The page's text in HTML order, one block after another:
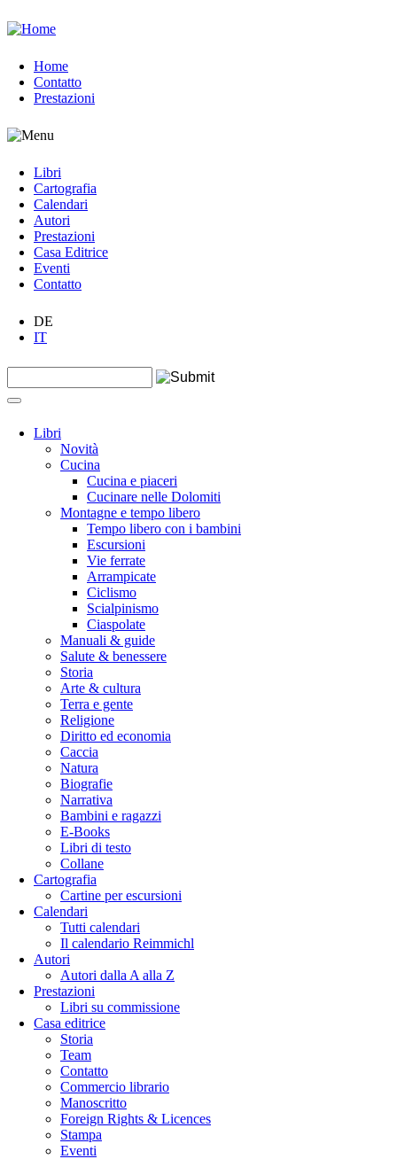
Jump to navigation
Home
Contatto
Prestazioni
Libri
Cartografia
Calendari
Autori
Prestazioni
Casa Editrice
Eventi
Contatto
DE
IT
Form di ricerca
Libri
Novità
Cucina
Cucina e piaceri
Cucinare nelle Dolomiti
Montagne e tempo libero
Tempo libero con i bambini
Escursioni
Vie ferrate
Arrampicate
Ciclismo
Scialpinismo
Ciaspolate
Manuali & guide
Salute & benessere
Storia
Arte & cultura
Terra e gente
Religione
Diritto ed economia
Caccia
Natura
Biografie
Narrativa
Bambini e ragazzi
E-Books
Libri di testo
Collane
Cartografia
Cartine per escursioni
Calendari
Tutti calendari
Il calendario Reimmichl
Autori
Autori dalla A alla Z
Prestazioni
Libri su commissione
Casa editrice
Storia
Team
Contatto
Commercio librario
Manoscritto
Foreign Rights & Licences
Stampa
Eventi